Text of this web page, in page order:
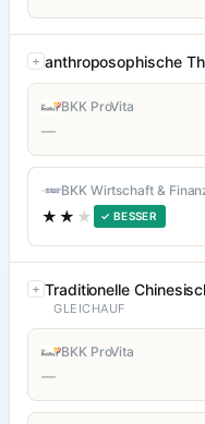
anthroposophische
BKK ProVita
—
BKK Wirtschaft &
★★ ★ ✓ BESSER
Traditionelle
GLEICHAUF
BKK ProVita
—